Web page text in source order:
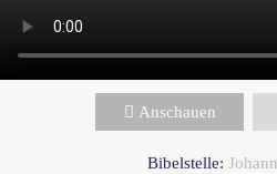
Anschauen
Bibelstelle: